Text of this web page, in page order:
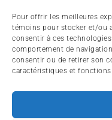
Pour offrir les meilleures
témoins pour stocker et/ou
consentir à ces
comportement de
consentir ou de retirer son
caractéristiques et fonctions.